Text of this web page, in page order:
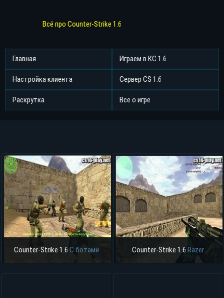
Всё про Counter-Strike 1.6
Главная Играем в КС 1.6
Настройка клиента Сервер CS 1.6
Раскрутка Все о игре
Counter-Strike 1.6 С ботами Counter-Strike 1.6Razer